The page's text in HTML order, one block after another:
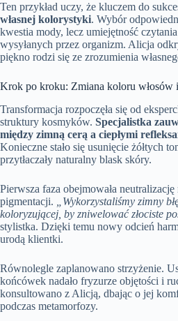
Ten przykład uczy, że kluczem do
własnej kolorystyki. Wybór
kwestia mody, lecz umiejętność
wysyłanych przez organizm. Alicja
piękno rodzi się ze zrozumienia
Krok po kroku: Zmiana koloru włosów
Transformacja rozpoczęła się od
struktury kosmyków. Specjalistka
między zimną cerą a ciepłymi
Konieczne stało się usunięcie żółtych
przytłaczały naturalny blask skóry.
Pierwsza faza obejmowała neutralizację
pigmentacji.
„Wykorzystaliśmy zimny
koloryzującej, by zniwelować złociste
stylistka. Dzięki temu nowy odcień
urodą klientki.
Równolegle zaplanowano strzyżenie.
końcówek nadało fryzurze objętości i
konsultowano z Alicją, dbając o jej
podczas metamorfozy.